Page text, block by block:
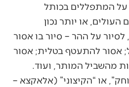
על המתפללים בכותל
העולים, או יותר נכון
על ההר – סיור בו אסור
אסור להתעטף בטלית; אסור
מהשביל המותר, ועוד.
או “הקיצוני” (אלאקצא –